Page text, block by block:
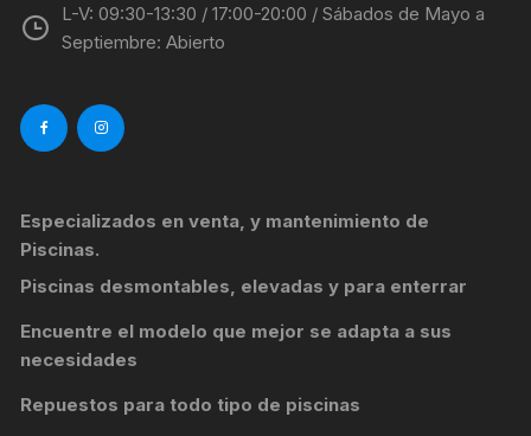
L-V: 09:30-13:30 / 17:00-20:00 / Sábados de Mayo a
Septiembre: Abierto
Especializados en venta, y mantenimiento de
Piscinas.
Piscinas desmontables, elevadas y para enterrar
Encuentre el modelo que mejor se adapta a sus
necesidades
Repuestos para todo tipo de piscinas